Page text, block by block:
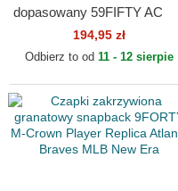
dopasowany 59FIFTY AC
Perf Atlanta Braves MLB
New Era
194,95 zł
Odbierz to od 11 - 12 sierpie